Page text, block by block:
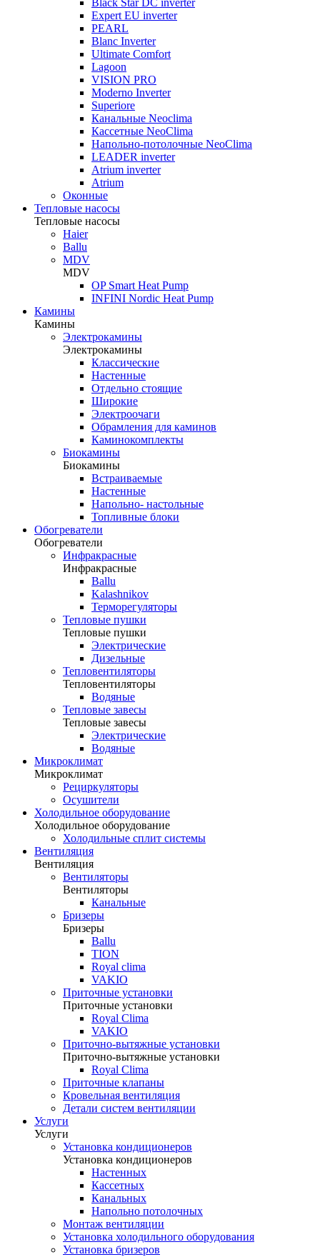
Black Star DC inverter
Expert EU inverter
PEARL
Blanc Inverter
Ultimate Comfort
Lagoon
VISION PRO
Moderno Inverter
Superiore
Канальные Neoclima
Кассетные NeoClima
Напольно-потолочные NeoClima
LEADER inverter
Atrium inverter
Atrium
Оконные
Тепловые насосы
Тепловые насосы
Haier
Ballu
MDV
MDV
OP Smart Heat Pump
INFINI Nordic Heat Pump
Камины
Камины
Электрокамины
Электрокамины
Классические
Настенные
Отдельно стоящие
Широкие
Электроочаги
Обрамления для каминов
Каминокомплекты
Биокамины
Биокамины
Встраиваемые
Настенные
Напольно- настольные
Топливные блоки
Обогреватели
Обогреватели
Инфракрасные
Инфракрасные
Ballu
Kalashnikov
Терморегуляторы
Тепловые пушки
Тепловые пушки
Электрические
Дизельные
Тепловентиляторы
Тепловентиляторы
Водяные
Тепловые завесы
Тепловые завесы
Электрические
Водяные
Микроклимат
Микроклимат
Рециркуляторы
Осушители
Холодильное оборудование
Холодильное оборудование
Холодильные сплит системы
Вентиляция
Вентиляция
Вентиляторы
Вентиляторы
Канальные
Бризеры
Бризеры
Ballu
TION
Royal clima
VAKIO
Приточные установки
Приточные установки
Royal Clima
VAKIO
Приточно-вытяжные установки
Приточно-вытяжные установки
Royal Clima
Приточные клапаны
Кровельная вентиляция
Детали систем вентиляции
Услуги
Услуги
Установка кондиционеров
Установка кондиционеров
Настенных
Кассетных
Канальных
Напольно потолочных
Монтаж вентиляции
Установка холодильного оборудования
Установка бризеров